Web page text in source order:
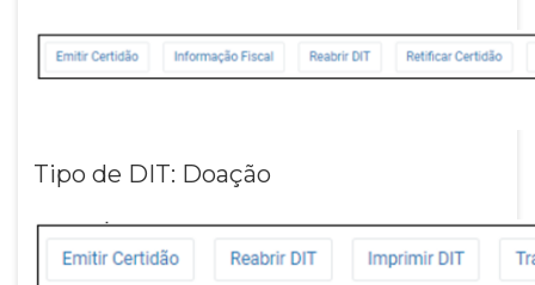
Tipo de DIT: Doação